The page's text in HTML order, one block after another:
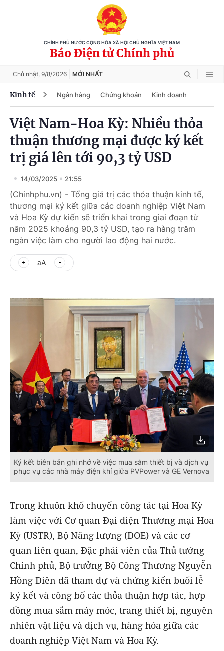
CHÍNH PHỦ NƯỚC CỘNG HÒA XÃ HỘI CHỦ NGHĨA VIỆT NAM
Báo Điện tử Chính phủ
Chủ nhật, 9/8/2026 MỚI NHẤT
Kinh tế Ngân hàng Chứng khoán Kinh doanh
Việt Nam-Hoa Kỳ: Nhiều thỏa
thuận thương mại được ký kết
trị giá lên tới 90,3 tỷ USD
14/03/2025 21:55
(Chinhphu.vn) - Tổng giá trị các thỏa thuận kinh tế,
thương mại ký kết giữa các doanh nghiệp Việt Nam
và Hoa Kỳ dự kiến sẽ triển khai trong giai đoạn từ
năm 2025 khoảng 90,3 tỷ USD, tạo ra hàng trăm
ngàn việc làm cho người lao động hai nước.
aA
Ký kết biên bản ghi nhớ về việc mua sắm thiết bị và dịch vụ
phục vụ các nhà máy điện khí giữa PVPower và GE Vernova
Trong khuôn khổ chuyến công tác tại Hoa Kỳ
làm việc với Cơ quan Đại diện Thương mại Hoa
Kỳ (USTR), Bộ Năng lượng (DOE) và các cơ
quan liên quan, Đặc phái viên của Thủ tướng
Chính phủ, Bộ trưởng Bộ Công Thương Nguyễn
Hồng Diên đã tham dự và chứng kiến buổi lễ
ký kết và công bố các thỏa thuận hợp tác, hợp
đồng mua sắm máy móc, trang thiết bị, nguyên
nhiên vật liệu và dịch vụ, hàng hóa giữa các
doanh nghiệp Việt Nam và Hoa Kỳ.